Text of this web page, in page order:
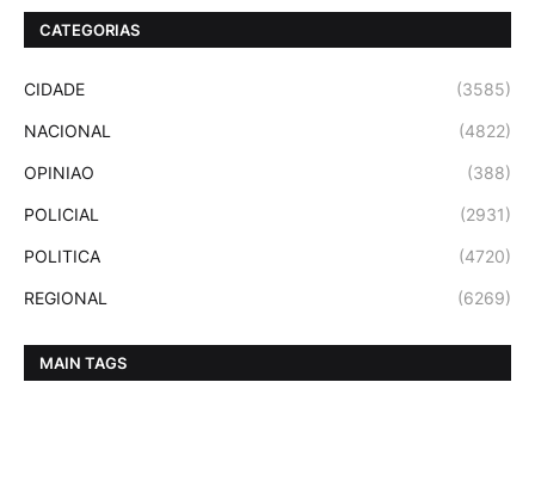
CATEGORIAS
CIDADE (3585)
NACIONAL (4822)
OPINIAO (388)
POLICIAL (2931)
POLITICA (4720)
REGIONAL (6269)
MAIN TAGS